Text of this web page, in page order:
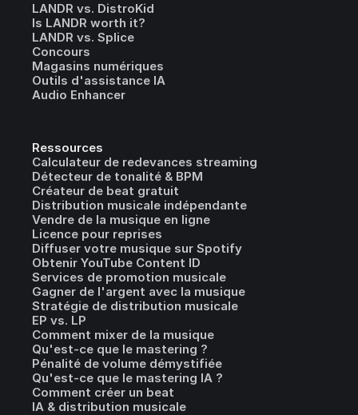
LANDR vs. DistroKid
Is LANDR worth it?
LANDR vs. Splice
Concours
Magasins numériques
Outils d'assistance IA
Audio Enhancer
Ressources
Calculateur de redevances streaming
Détecteur de tonalité & BPM
Créateur de beat gratuit
Distribution musicale indépendante
Vendre de la musique en ligne
Licence pour reprises
Diffuser votre musique sur Spotify
Obtenir YouTube Content ID
Services de promotion musicale
Gagner de l'argent avec la musique
Stratégie de distribution musicale
EP vs. LP
Comment mixer de la musique
Qu'est-ce que le mastering ?
Pénalité de volume démystifiée
Qu'est-ce que le mastering IA ?
Comment créer un beat
IA & distribution musicale